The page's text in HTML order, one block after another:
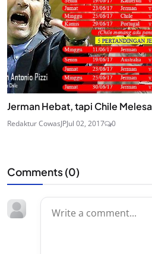
Jerman Hebat, tapi Chile
Redaktur CowasJPJul 02, 2017 0
Comments (0)